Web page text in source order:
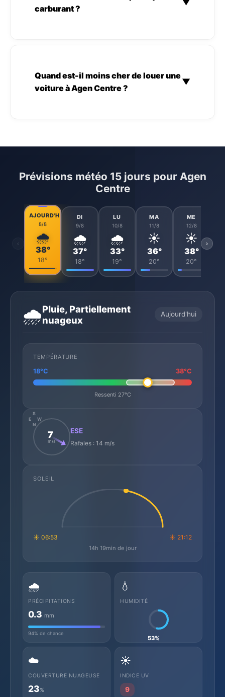
carburant ?
▼
Quand est-il moins cher de louer une
voiture à Agen Centre ?
▼
Prévisions météo 15 jours pour Agen
Centre
‹
AJOURD'HUI
8/8
🌧️
38°
18°
DI
9/8
🌧️
37°
18°
LU
10/8
🌧️
33°
19°
MA
11/8
☀️
36°
20°
ME
12/8
☀️
38°
20°
›
🌧️Pluie, Partiellement
nuageux
Aujourd'hui
TEMPÉRATURE
18°C 38°C
Ressenti 27°C
N
S
E
W
7
m/s
ESE
Rafales : 14 m/s
SOLEIL
☀ 06:53 ☀ 21:12
14h 19min de jour
🌧️
PRÉCIPITATIONS
0.3 mm
94% de chance
💧
HUMIDITÉ
53%
☁️
COUVERTURE NUAGEUSE
23%
☀️
INDICE UV
9